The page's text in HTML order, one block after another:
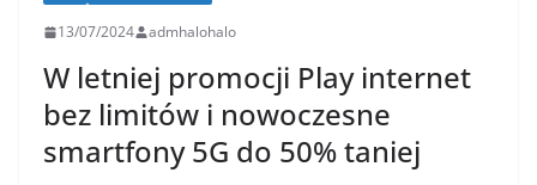
13/07/2024 admhalohalo
W letniej promocji Play internet
bez limitów i nowoczesne
smartfony 5G do 50% taniej